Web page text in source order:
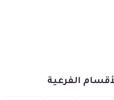
الفرعية